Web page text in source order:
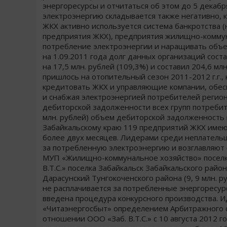
энергоресурсы и отчитаться об этом до 5
электроэнергию складывается также
ЖКХ активно используется система
предприятия ЖКХ), предприятия жилищно-
потребление электроэнергии и наращивать
на 1.09.2011 года долг данных организаций
на 17,5 млн. рублей (109,3%) и составил 204,6
пришлось на отопительный сезон 2011-2012
кредитовать ЖКХ и управляющие компании,
и снабжая электроэнергией потребителей
дебиторской задолженности всех групп
млн. рублей) объем дебиторской
Забайкальскому краю 119 предприятий ЖКХ
более двух месяцев. Лидерами среди
за потребленную электроэнергию и
МУП «Жилищно-коммунальное хозяйство»
В.Т.С.» поселка Забайкальск Забайкальского
Дарасунский Тунгокоченского района (9, 9
не расплачивается за потребленные
введена процедура конкурсного
«Читаэнергосбыт» определением Арбитражного
отношении ООО «Заб. В.Т.С.» с 10 августа 2012